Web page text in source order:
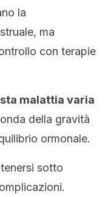
la
ma
con terapie
malattia varia
della gravità
ormonale.
sotto